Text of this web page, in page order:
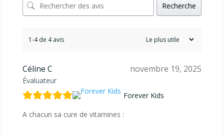
Recherche
1-4 de 4 avis
Céline C
Évaluateur
novembre 19, 2025
Forever Kids
A chacun sa cure de vitamines :